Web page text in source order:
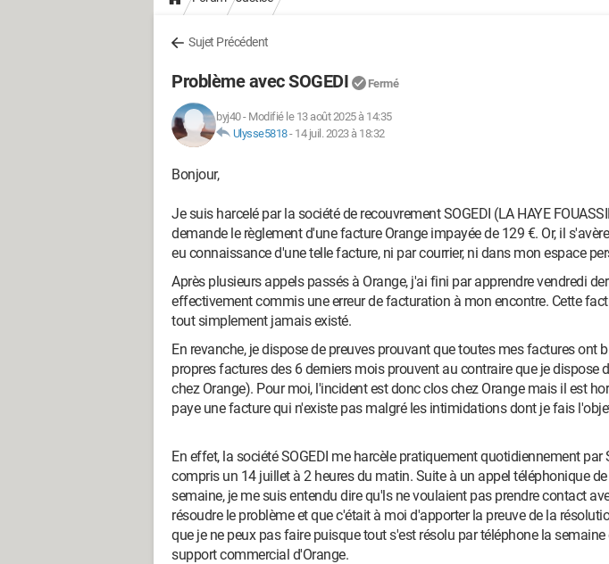
Sujet Précédent
Problème avec SOGEDI Fermé
byj40- Modifié le 13 août 2025 à 14:35
Ulysse5818- 14 juil. 2023 à 18:32
Bonjour,
Je suis harcelé par la société de recouvrement SOGEDI (LA HAYE
demande le règlement d'une facture Orange impayée de 129 €. Or, il
eu connaissance d'une telle facture, ni par courrier, ni dans mon espace
Après plusieurs appels passés à Orange, j'ai fini par apprendre vendredi
effectivement commis une erreur de facturation à mon encontre. Cette
tout simplement jamais existé.
En revanche, je dispose de preuves prouvant que toutes mes factures ont
propres factures des 6 derniers mois prouvent au contraire que je dispose
chez Orange). Pour moi, l'incident est donc clos chez Orange mais il est
paye une facture qui n'existe pas malgré les intimidations dont je fais
En effet, la société SOGEDI me harcèle pratiquement quotidiennement par
compris un 14 juillet à 2 heures du matin. Suite à un appel téléphonique
semaine, je me suis entendu dire qu'ls ne voulaient pas prendre contact
résoudre le problème et que c'était à moi d'apporter la preuve de la
que je ne peux pas faire puisque tout s'est résolu par téléphone la semaine
support commercial d'Orange.